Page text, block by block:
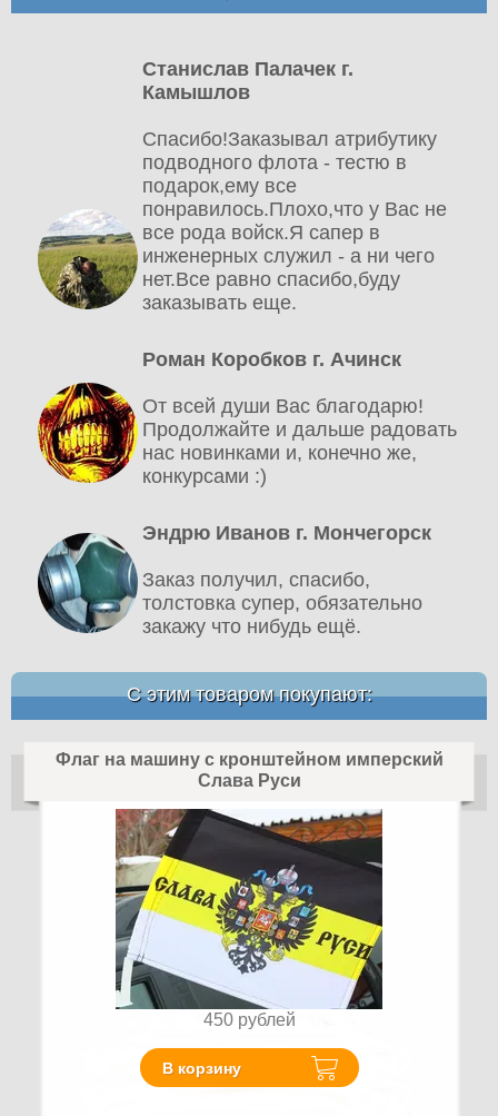
Станислав Палачек г.
Камышлов
Спасибо!Заказывал атрибутику
подводного флота - тестю в
подарок,ему все
понравилось.Плохо,что у Вас не
все рода войск.Я сапер в
инженерных служил - а ни чего
нет.Все равно спасибо,буду
заказывать еще.
Роман Коробков г. Ачинск
От всей души Вас благодарю!
Продолжайте и дальше радовать
нас новинками и, конечно же,
конкурсами :)
Эндрю Иванов г. Мончегорск
Заказ получил, спасибо,
толстовка супер, обязательно
закажу что нибудь ещё.
С этим товаром покупают:
Флаг на машину с кронштейном имперский
Слава Руси
450 рублей
В корзину